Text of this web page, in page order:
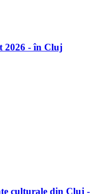
2026 - în Cluj
culturale din Cluj -